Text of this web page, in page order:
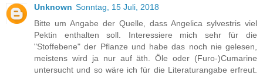
Unknown Sonntag, 15 Juli, 2018
Bitte um Angabe der Quelle, dass Angelica sylvestris viel
Pektin enthalten soll. Interessiere mich sehr für die
"Stoffebene" der Pflanze und habe das noch nie gelesen,
meistens wird ja nur auf äth. Öle oder (Furo-)Cumarine
untersucht und so wäre ich für die Literaturangabe erfreut.